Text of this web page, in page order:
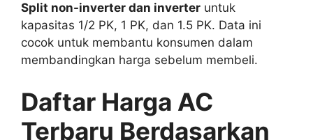
Split non-inverter dan inverter untuk
kapasitas 1/2 PK, 1 PK, dan 1.5 PK. Data ini
cocok untuk membantu konsumen dalam
membandingkan harga sebelum membeli.
Daftar Harga AC
Terbaru Berdasarkan